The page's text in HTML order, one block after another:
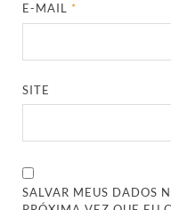
E-MAIL*
SITE
SALVAR MEUS DADOS